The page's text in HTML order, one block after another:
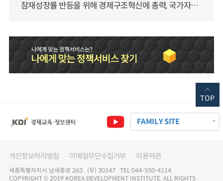
잠재성장률 반등을 위해 경제구조혁신에 총력, 국가자산 관리체계 대전환
FAMILY SITE
개인정보처리방침 이메일무단수집거부 이용약관
세종특별자치시 남세종로 263 (우) 30147 TEL 044-550-4114
COPYRIGHT © 2019 KOREA DEVELOPMENT INSTITUTE. ALL RIGHTS
TOP